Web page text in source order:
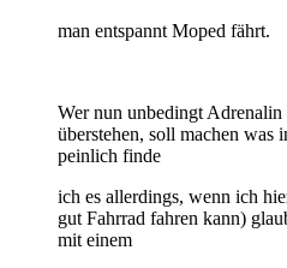
man entspannt Moped fährt.
Wer nun unbedingt
überstehen, soll machen was
peinlich finde
ich es allerdings, wenn ich
gut Fahrrad fahren kann)
mit einem